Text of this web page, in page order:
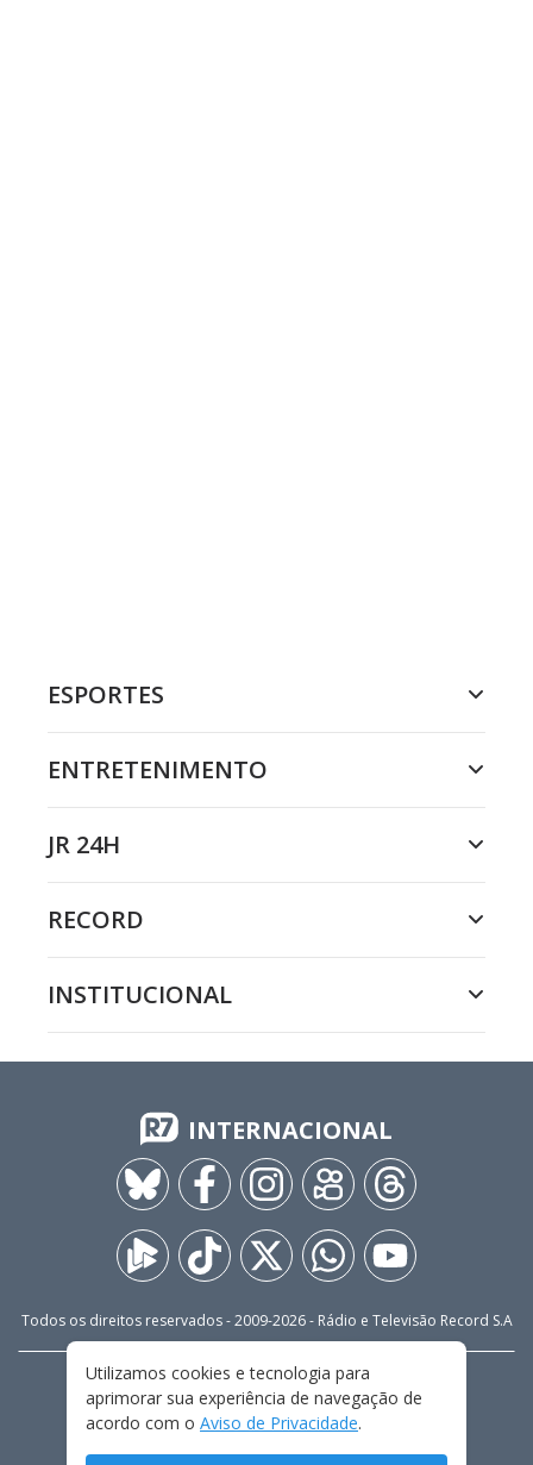
ESPORTES
ENTRETENIMENTO
JR 24H
RECORD
INSTITUCIONAL
INTERNACIONAL
Todos os direitos reservados - 2009-2026- Rádio e Televisão Record S.A
FALE CONOSCO
PRIVACIDADE
TERMOS E CONDIÇÕES DE USO
Utilizamos cookies e tecnologia para
aprimorar sua experiência de navegação de
acordo com o Aviso de Privacidade.